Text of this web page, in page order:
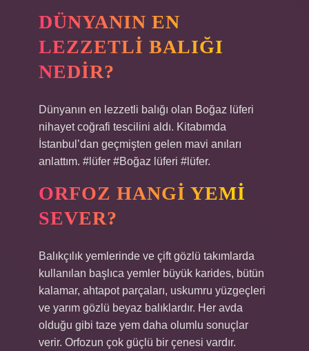
DÜNYANIN EN
LEZZETLI BALIĞI
NEDIR?
Dünyanın en lezzetli balığı olan Boğaz lüferi
nihayet coğrafi tescilini aldı. Kitabımda
İstanbul’dan geçmişten gelen mavi anıları
anlattım. #lüfer #Boğaz lüferi #lüfer.
ORFOZ HANGI YEMI
SEVER?
Balıkçılık yemlerinde ve çift gözlü takımlarda
kullanılan başlıca yemler büyük karides, bütün
kalamar, ahtapot parçaları, uskumru yüzgeçleri
ve yarım gözlü beyaz balıklardır. Her avda
olduğu gibi taze yem daha olumlu sonuçlar
verir. Orfozun çok güçlü bir çenesi vardır.